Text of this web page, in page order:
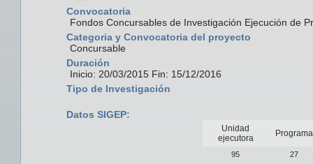
Convocatoria
Fondos Concursables de Investigación Ejecución de
Categoria y Convocatoria del proyecto
Concursable
Duración
Inicio: 20/03/2015 Fin: 15/12/2016
Tipo de Investigación
Datos SIGEP:
Unidad
ejecutora
Programa
95 27